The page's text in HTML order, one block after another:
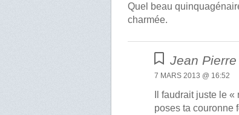
Quel beau
charmée.
Jean Pierre
7 MARS 2013 @ 16:52
Il faudrait juste le
poses ta couronne